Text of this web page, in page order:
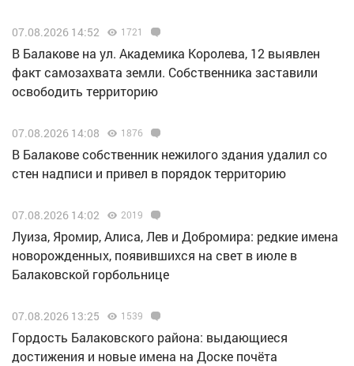
07.08.2026 14:52 1721
В Балакове на ул. Академика Королева, 12 выявлен
факт самозахвата земли. Собственника заставили
освободить территорию
07.08.2026 14:08 1876
В Балакове собственник нежилого здания удалил со
стен надписи и привел в порядок территорию
07.08.2026 14:02 2019
Луиза, Яромир, Алиса, Лев и Добромира: редкие имена
новорожденных, появившихся на свет в июле в
Балаковской горбольнице
07.08.2026 13:25 1539
Гордость Балаковского района: выдающиеся
достижения и новые имена на Доске почёта